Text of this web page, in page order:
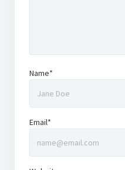
Name*
Email*